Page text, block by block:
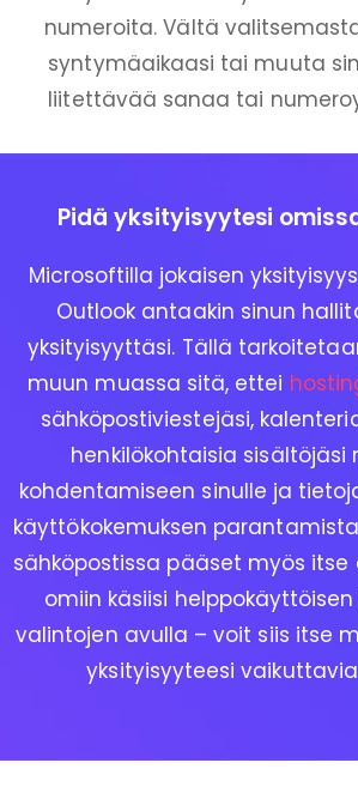
numeroita. Vältä
syntymäaikaasi tai muuta
liitettävää sanaa tai
Pidä yksityisyytesi
Microsoftilla jokaisen
Outlook antaakin sinun
yksityisyyttäsi. Tällä
muun muassa sitä, ettei
sähköpostiviestejäsi,
henkilökohtaisia sisältöjäsi
kohdentamiseen sinulle ja
käyttökokemuksen
sähköpostissa pääset myös
omiin käsiisi
valintojen avulla – voit siis itse
yksityisyyteesi